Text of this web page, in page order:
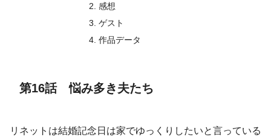
感想
ゲスト
作品データ
第16話 悩み多き夫たち
リネットは結婚記念日は家でゆっくりしたいと言っている